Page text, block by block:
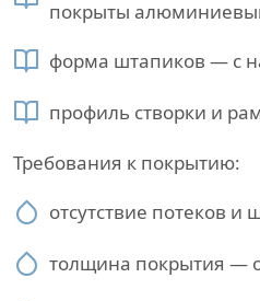
покрыты
форма штапиков — с
профиль створки и
Требования к покрытию:
отсутствие потеков и
толщина покрытия —